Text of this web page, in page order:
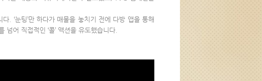
. ‘눈팅’만 하다가 매물을 놓치기 전에 다방 앱을 통해
넘어 직접적인 ‘콜’ 액션을 유도했습니다.